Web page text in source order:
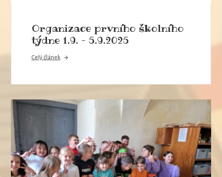
Organizace prvního školního
týdne 1.9. – 5.9.2025
Celý článek